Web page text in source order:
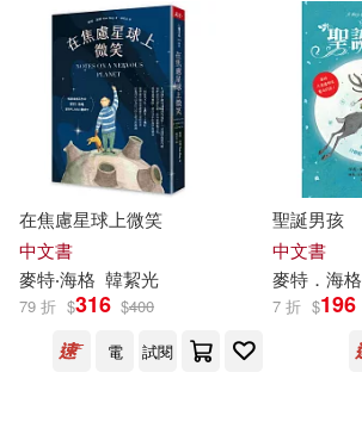
春天出版社(2)
Deutsche Grammophon(1)
Universal(1)
安徽少年兒童出版社(1)
配送方式 (可複選)
可超商取貨(20)
可海外宅配(20)
可港澳店取(20)
可新加坡店取(20)
在焦慮星球上微笑
中文書
麥特‧海格 韓絜光
79 折 $316 $400
電
試閱
聖誕男孩
中文書
麥特 ． 海格
7 折 $196